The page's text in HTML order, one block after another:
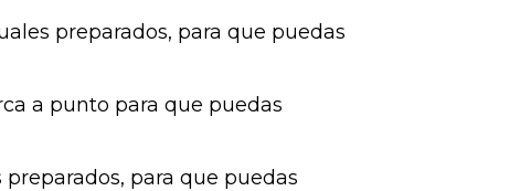
preparados, para que puedas
a punto para que puedas
para que puedas